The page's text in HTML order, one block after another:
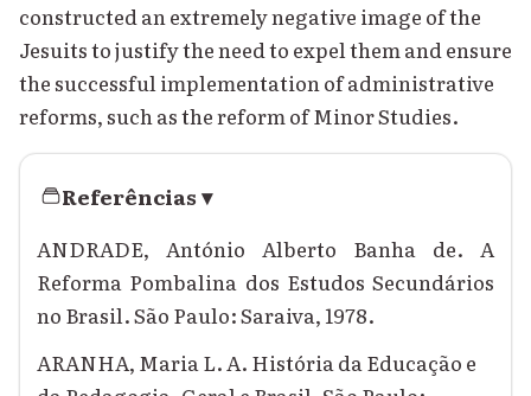
constructed an extremely negative image of the
Jesuits to justify the need to expel them and ensure
the successful implementation of administrative
reforms, such as the reform of Minor Studies.
Referências▾
ANDRADE, António Alberto Banha de. A
Reforma Pombalina dos Estudos Secundários
no Brasil. São Paulo: Saraiva, 1978.
ARANHA, Maria L. A. História da Educação e